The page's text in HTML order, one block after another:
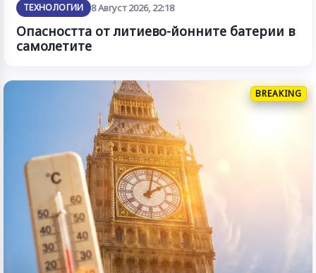
ТЕХНОЛОГИИ 8 Август 2026, 22:18
Опасността от литиево-йонните батерии в
самолетите
BREAKING